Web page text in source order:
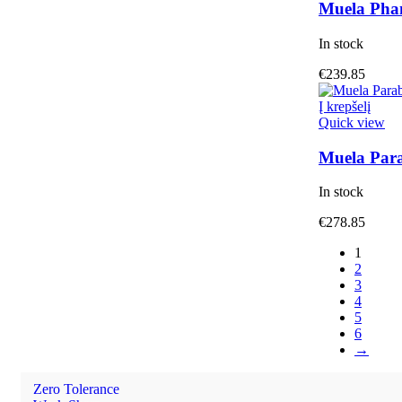
Muela
In stock
€239.85
Į krepšelį
Quick view
Muela
In stock
€278.85
1
2
3
4
5
6
→
Zero Tolerance